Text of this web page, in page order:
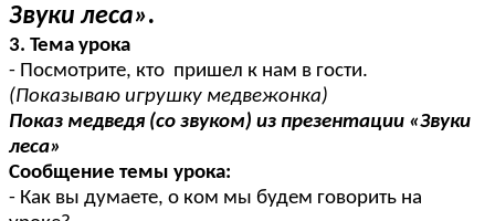
Звуки леса».
3. Тема урока
- Посмотрите, кто пришел к нам в гости.
(Показываю игрушку медвежонка)
Показ медведя (со звуком) из презентации «Звуки
леса»
Сообщение темы урока:
- Как вы думаете, о ком мы будем говорить на